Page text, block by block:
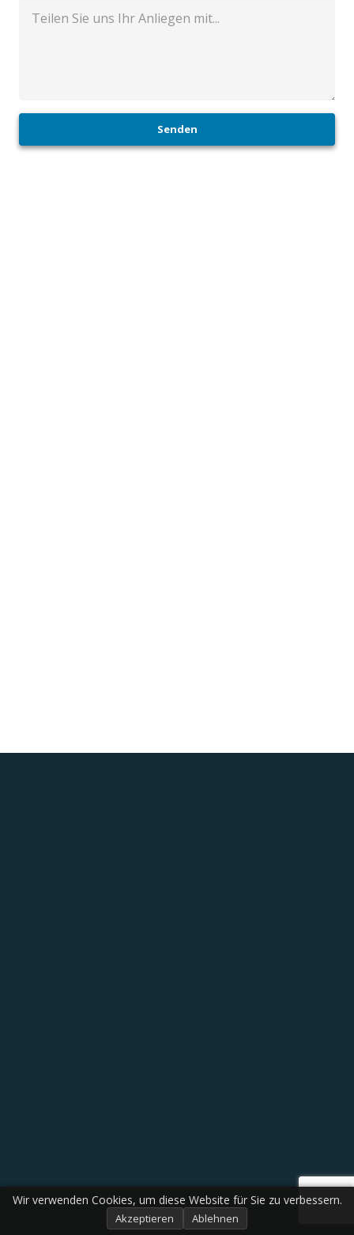
Senden
Wir verwenden Cookies, um diese Website für Sie zu verbessern.
Akzeptieren Ablehnen